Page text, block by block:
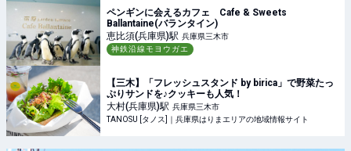
ペンギンに会えるカフェ Cafe & Sweets
Ballantaine(バランタイン)
恵比須(兵庫県)駅 兵庫県三木市
神鉄沿線モヨウガエ
【三木】「フレッシュスタンド by birica」で野菜たっ
ぷりサンドを♪クッキーも人気！
大村(兵庫県)駅 兵庫県三木市
TANOSU [タノス]｜兵庫県はりまエリアの地域情報サイト